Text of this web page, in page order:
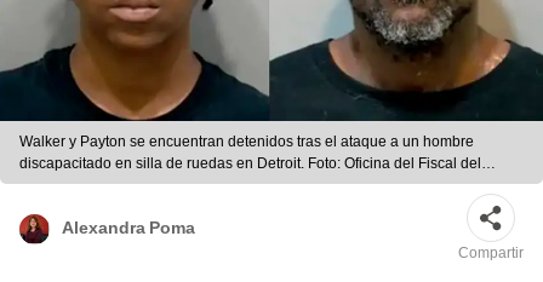
Walker y Payton se encuentran detenidos tras el ataque a un hombre
discapacitado en silla de ruedas en Detroit. Foto: Oficina del Fiscal del
Condado de Wayne
Alexandra Poma
Compartir